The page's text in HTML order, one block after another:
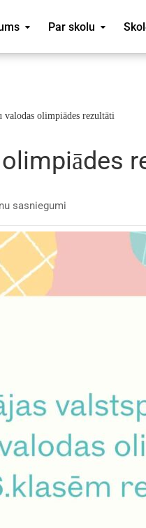
Par skolu
valodas olimpiādes rezultāti
sasniegumi